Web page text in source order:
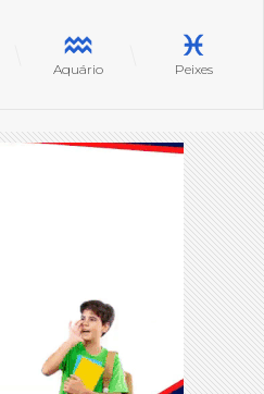
Aquário Peixes